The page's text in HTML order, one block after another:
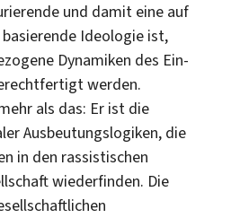
und damit eine auf
Ideologie ist,
Dynamiken des Ein-
werden.
als das: Er ist die
Ausbeutungslogiken, die
in den rassistischen
wiederfinden. Die